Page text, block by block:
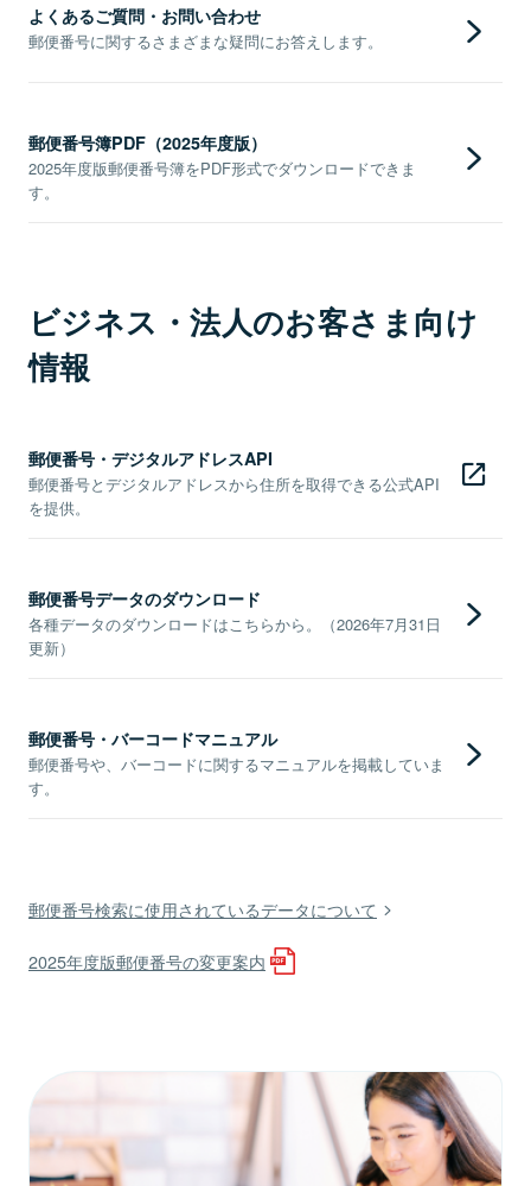
よくあるご質問・お問い合わせ
郵便番号に関するさまざまな疑問にお答えします。
郵便番号簿PDF（2025年度版）
2025年度版郵便番号簿をPDF形式でダウンロードできま
す。
ビジネス・法人のお客さま向け
情報
郵便番号・デジタルアドレスAPI
郵便番号とデジタルアドレスから住所を取得できる公式API
を提供。
郵便番号データのダウンロード
各種データのダウンロードはこちらから。（2026年7月31日
更新）
郵便番号・バーコードマニュアル
郵便番号や、バーコードに関するマニュアルを掲載していま
す。
郵便番号検索に使用されているデータについて
2025年度版郵便番号の変更案内